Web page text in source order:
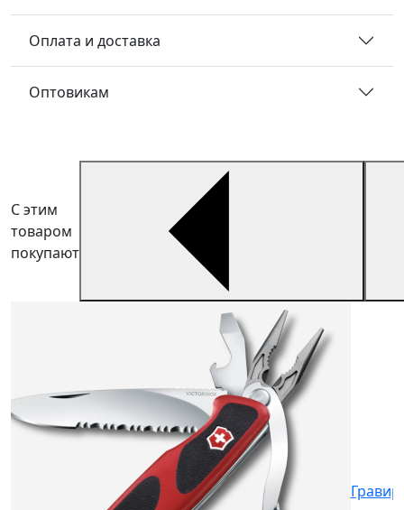
Оплата и доставка
Оптовикам
С этим
товаром
покупают